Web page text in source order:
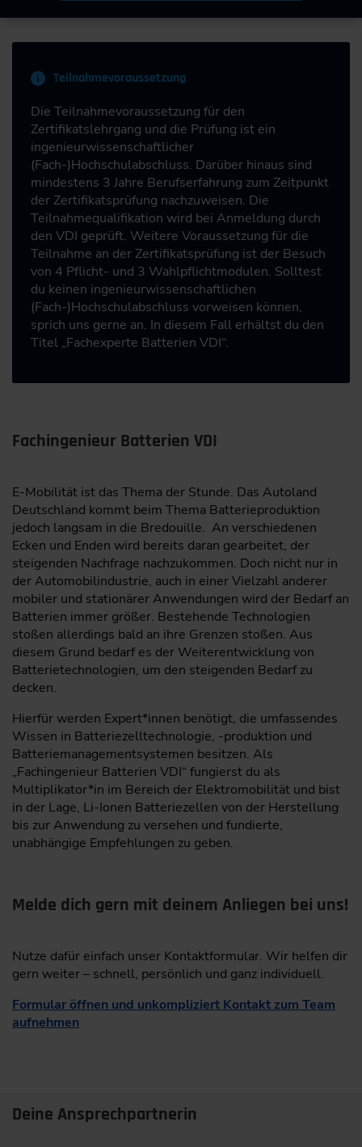
Teilnahmevoraussetzung
Die Teilnahmevoraussetzung für den
Zertifikatslehrgang und die Prüfung ist ein
ingenieurwissenschaftlicher
(Fach-)Hochschulabschluss. Darüber hinaus sind
mindestens 3 Jahre Berufserfahrung zum Zeitpunkt
der Zertifikatsprüfung nachzuweisen. Die
Teilnahmequalifikation wird bei Anmeldung durch
den VDI geprüft. Weitere Voraussetzung für die
Teilnahme an der Zertifikatsprüfung ist der Besuch
von 4 Pflicht- und 3 Wahlpflichtmodulen. Solltest
du keinen ingenieurwissenschaftlichen
(Fach-)Hochschulabschluss vorweisen können,
sprich uns gerne an. In diesem Fall erhältst du den
Titel „Fachexperte Batterien VDI“.
Fachingenieur Batterien VDI
E-Mobilität ist das Thema der Stunde. Das Autoland
Deutschland kommt beim Thema Batterieproduktion
jedoch langsam in die Bredouille. An verschiedenen
Ecken und Enden wird bereits daran gearbeitet, der
steigenden Nachfrage nachzukommen. Doch nicht nur in
der Automobilindustrie, auch in einer Vielzahl anderer
mobiler und stationärer Anwendungen wird der Bedarf an
Batterien immer größer. Bestehende Technologien
stoßen allerdings bald an ihre Grenzen stoßen. Aus
diesem Grund bedarf es der Weiterentwicklung von
Batterietechnologien, um den steigenden Bedarf zu
decken.
Hierfür werden Expert*innen benötigt, die umfassendes
Wissen in Batteriezelltechnologie, -produktion und
Batteriemanagementsystemen besitzen. Als
„Fachingenieur Batterien VDI“ fungierst du als
Multiplikator*in im Bereich der Elektromobilität und bist
in der Lage, Li-Ionen Batteriezellen von der Herstellung
bis zur Anwendung zu versehen und fundierte,
unabhängige Empfehlungen zu geben.
Melde dich gern mit deinem Anliegen bei uns!
Nutze dafür einfach unser Kontaktformular. Wir helfen dir
gern weiter – schnell, persönlich und ganz individuell.
Formular öffnen und unkompliziert Kontakt zum Team
aufnehmen
Deine Ansprechpartnerin